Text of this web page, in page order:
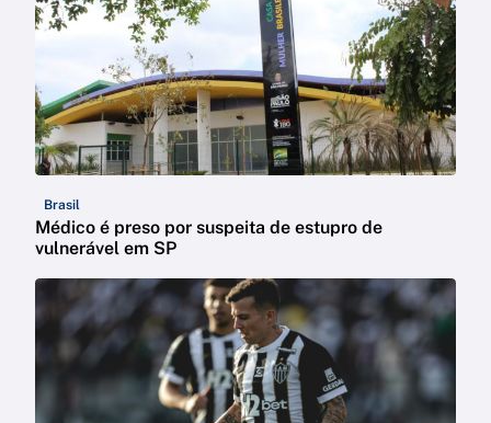
Brasil
Médico é preso por suspeita de estupro de
vulnerável em SP